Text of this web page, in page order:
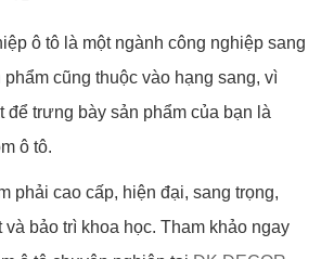
ô tô là một ngành công nghiệp sang
phẩm cũng thuộc vào hạng sang, vì
để trưng bày sản phẩm của bạn là
ô tô.
phải cao cấp, hiện đại, sang trọng,
bảo trì khoa học. Tham khảo ngay